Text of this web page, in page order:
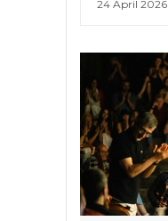
24 April 2026